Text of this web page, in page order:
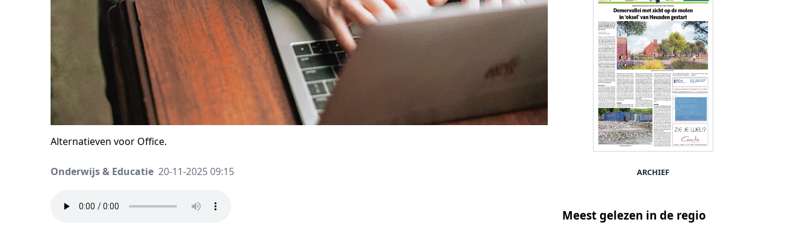
Alternatieven voor Office.
Onderwijs & Educatie 20-11-2025 09:15 ARCHIEF
Meest gelezen in de regio